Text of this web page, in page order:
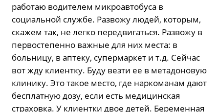
работаю водителем микроавтобуса в
социальной службе. Развожу людей, которым,
скажем так, не легко передвигаться. Развожу в
первостепенно важные для них места: в
больницу, в аптеку, супермаркет и т.д. Сейчас
вот жду клиентку. Буду везти ее в метадоновую
клинику. Это такое место, где наркоманам дают
бесплатную дозу, если есть медицинская
страховка. У клиентки двое детей. Беременная